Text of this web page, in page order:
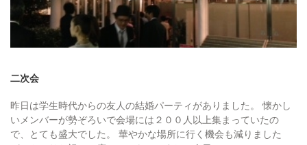
二次会
昨日は学生時代からの友人の結婚パーティがありました。 懐かし
いメンバーが勢ぞろいで会場には２００人以上集まっていたの
で、とても盛大でした。 華やかな場所に行く機会も減りました